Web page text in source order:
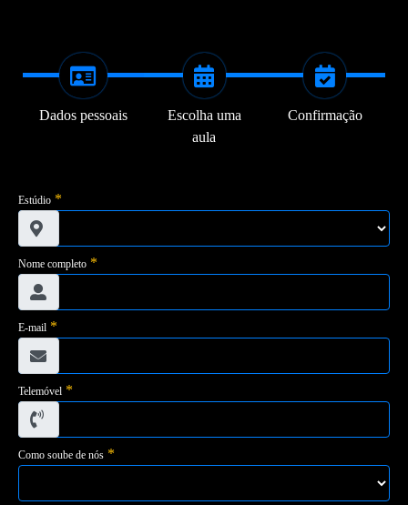
Dados pessoais
Escolha uma
aula
Confirmação
Estúdio *
Nome completo *
E-mail *
Telemóvel *
Como soube de nós *